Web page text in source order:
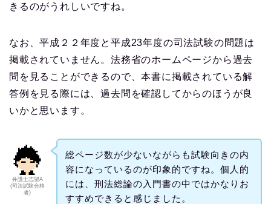
きるのがうれしいですね。
なお、平成２２年度と平成23年度の司法試験の問題は
掲載されていません。法務省のホームページから過去
問を見ることができるので、本書に掲載されている解
答例を見る際には、過去問を確認してからのほうが良
いかと思います。
弁護士志望A
(司法試験合格
者)
総ページ数が少ないながらも試験向きの内
容になっているのが印象的ですね。個人的
には、刑法総論の入門書の中ではかなりお
すすめできると感じました。